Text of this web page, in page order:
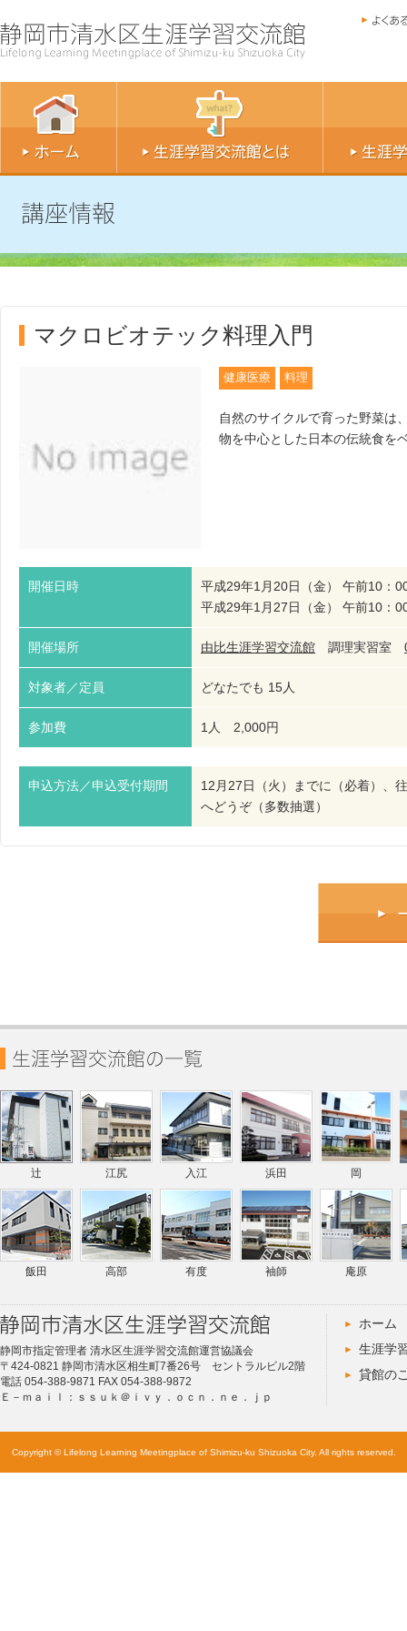
マクロビオテック料理入門
健康医療 料理
自然のサイクルで育った野菜は
物を中心とした日本の伝統食を
開催日時
平成29年1月20日（金） 午前10：
平成29年1月27日（金） 午前10：
開催場所 由比生涯学習交流館 調理実習室
対象者／定員 どなたでも 15人
参加費 1人 2,000円
申込方法／申込受付期間
12月27日（火）までに（必着）、
へどうぞ（多数抽選）
辻 江尻 入江 浜田 岡
飯田 高部 有度 袖師 庵原
静岡市指定管理者 清水区生涯学習交流館運営協議会
〒424-0821 静岡市清水区相生町7番26号 セントラルビル2階
電話 054-388-9871 FAX 054-388-9872
Ｅ－ｍａｉｌ：ｓｓｕｋ＠ｉｖｙ．ｏｃｎ．ｎｅ．ｊｐ
ホーム
生涯学
貸館の
Copyright © Lifelong Learning Meetingplace of Shimizu-ku Shizuoka City. All rights reserved.